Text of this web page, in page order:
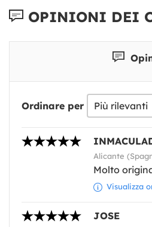
OPINIONI DEI
Ordinare per
Alicante
Molto
Visualizza
JOSE